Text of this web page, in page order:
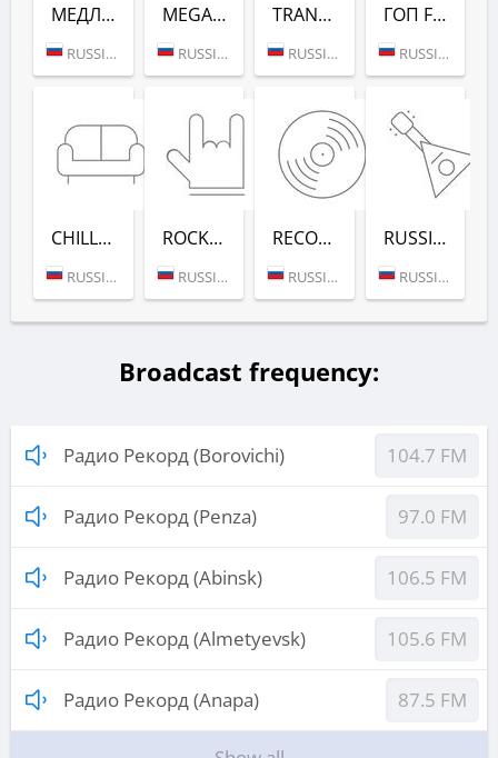
МЕДЛЯК FM (РАДИО РЕКОРД)
RUSSIA (MOSCOW)
MEGAMIX (РАДИО РЕКОРД)
RUSSIA (MOSCOW)
TRANCEMISSION (РАДИО РЕКОРД)
RUSSIA (MOSCOW)
ГОП FM (РАДИО РЕКОРД)
RUSSIA (MOSCOW)
CHILL-OUT (РАДИО РЕКОРД)
RUSSIA (MOSCOW)
ROCK (РАДИО РЕКОРД)
RUSSIA (MOSCOW)
RECORD DEEP (РАДИО РЕКОРД)
RUSSIA (MOSCOW)
RUSSIAN MIX (РАДИО РЕКОРД)
RUSSIA (MOSCOW)
Broadcast frequency:
Радио Рекорд (Borovichi) 104.7 FM
Радио Рекорд (Penza) 97.0 FM
Радио Рекорд (Abinsk) 106.5 FM
Радио Рекорд (Almetyevsk) 105.6 FM
Радио Рекорд (Anapa) 87.5 FM